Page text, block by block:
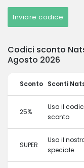
Inviare codice
Codici sconto
Agosto 2026
Sconto Sconti
25%
Usa il
sconto
SUPER
Usa il
speciale